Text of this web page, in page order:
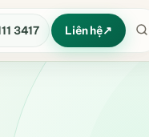
3417 Liên hệ